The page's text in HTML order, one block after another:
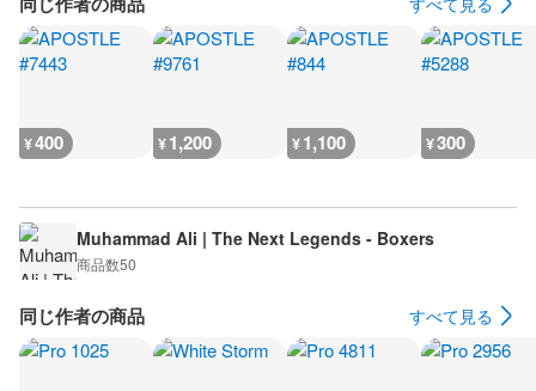
¥400 ¥1,200 ¥1,100 ¥300
Muhammad Ali | The Next Legends - Boxers
商品数50
同じ作者の商品 すべて見る